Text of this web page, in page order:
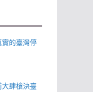
實的臺灣停
肆槍決臺